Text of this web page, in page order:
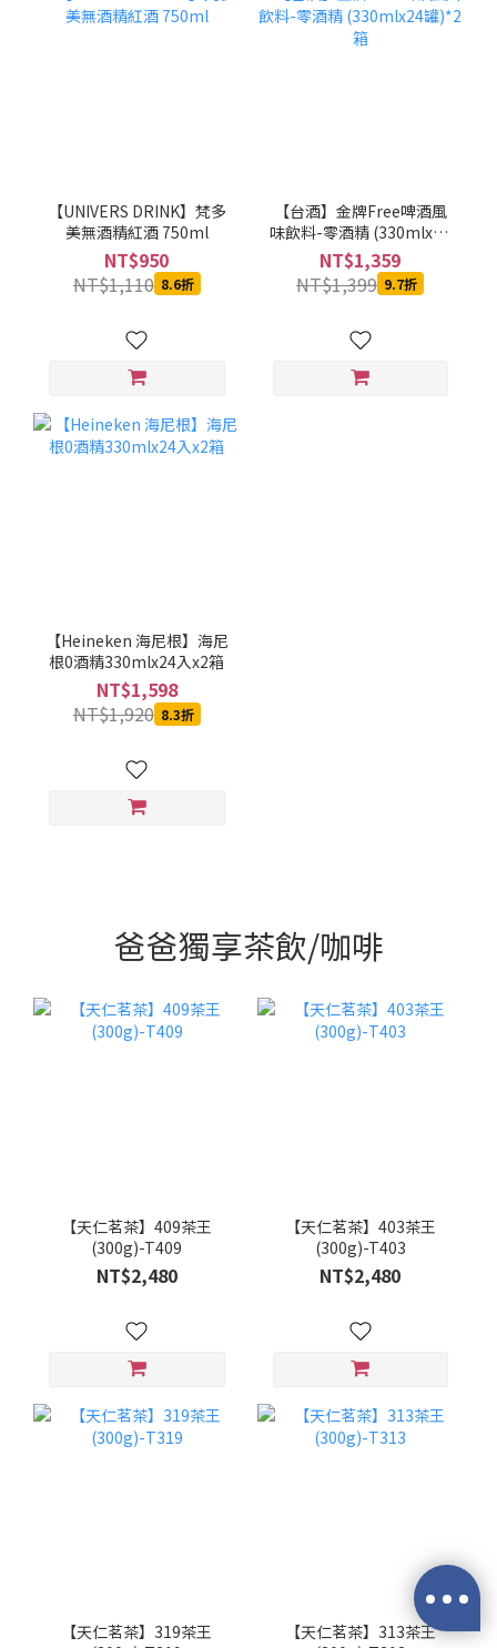
【UNIVERS DRINK】梵多
美無酒精紅酒 750ml
NT$950
NT$1,110 8.6折
【台酒】金牌Free啤酒風
味飲料-零酒精 (330mlx24
罐)*2箱
NT$1,359
NT$1,399 9.7折
【Heineken 海尼根】海尼
根0酒精330mlx24入x2箱
NT$1,598
NT$1,920 8.3折
爸爸獨享茶飲/咖啡
【天仁茗茶】409茶王
(300g)-T409
NT$2,480
【天仁茗茶】403茶王
(300g)-T403
NT$2,480
【天仁茗茶】319茶王
【天仁茗茶】313茶王